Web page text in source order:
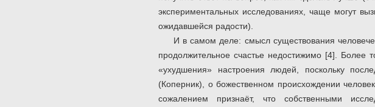
экспериментальных исследованиях, чаще могут
ожидавшейся радости).
И в самом деле: смысл существования
продолжительное счастье недостижимо [4].
«ухудшения» настроения людей, поскольку
(Коперник), о божественном происхождении
сожалением признаёт, что собственными